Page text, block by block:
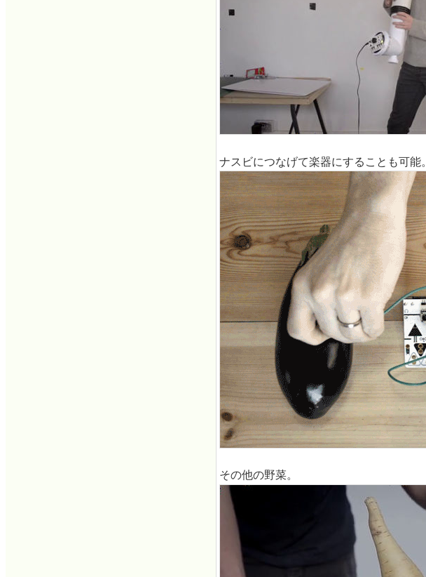
ナスビにつなげて楽器にすることも可能。
その他の野菜。